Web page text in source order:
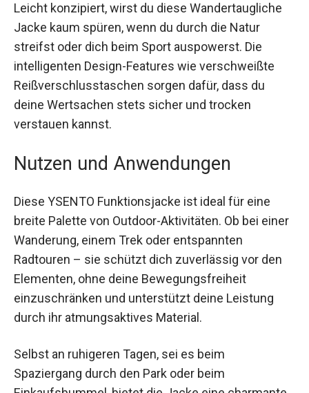
Leicht konzipiert, wirst du diese Wandertaugliche
Jacke kaum spüren, wenn du durch die Natur
streifst oder dich beim Sport auspowerst. Die
intelligenten Design-Features wie verschweißte
Reißverschlusstaschen sorgen dafür, dass du
deine Wertsachen stets sicher und trocken
verstauen kannst.
Nutzen und Anwendungen
Diese YSENTO Funktionsjacke ist ideal für eine
breite Palette von Outdoor-Aktivitäten. Ob bei
einer Wanderung, einem Trek oder entspannten
Radtouren – sie schützt dich zuverlässig vor den
Elementen, ohne deine Bewegungsfreiheit
einzuschränken und unterstützt deine Leistung
durch ihr atmungsaktives Material.
Selbst an ruhigeren Tagen, sei es beim
Spaziergang durch den Park oder beim